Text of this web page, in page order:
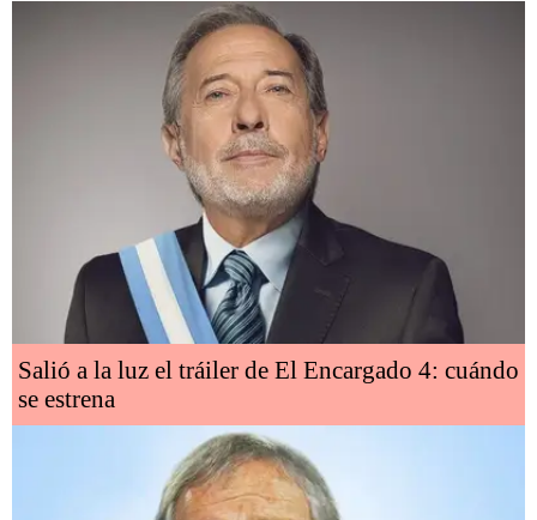
Salió a la luz el tráiler de El Encargado 4: cuándo
se estrena